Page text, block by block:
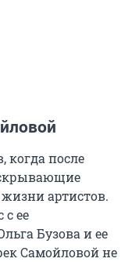
когда после
артистов.
с ее
Бузова и ее
Самойловой не